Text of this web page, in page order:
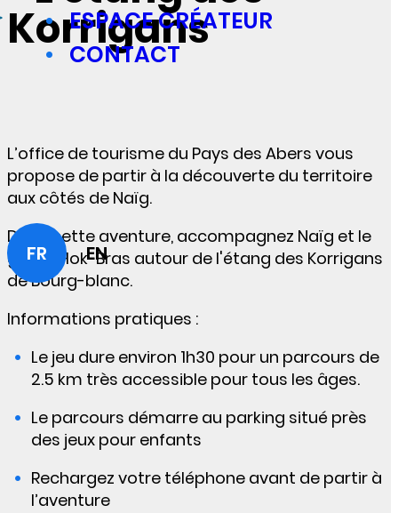
ESPACE CRÉATEUR
CONTACT
FR EN
Korrigans
L’office de tourisme du Pays des Abers vous
propose de partir à la découverte du territoire
aux côtés de Naïg.
Dans cette aventure, accompagnez Naïg et le
géant Hok-Bras autour de l'étang des Korrigans
de Bourg-blanc.
Informations pratiques :
Le jeu dure environ 1h30 pour un parcours de
2.5 km très accessible pour tous les âges.
Le parcours démarre au parking situé près
des jeux pour enfants
Rechargez votre téléphone avant de partir à
l’aventure